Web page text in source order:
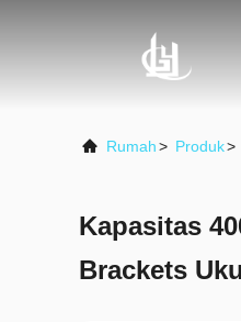
Rumah> Produk>
Kapasitas
Brackets